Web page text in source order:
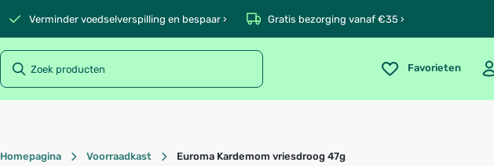
Verminder voedselverspilling en bespaar › Gratis bezorging vanaf €35 ›
Favorieten
Homepagina Voorraadkast Euroma Kardemom vriesdroog 47g